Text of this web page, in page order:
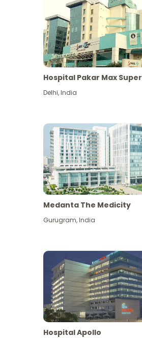
Hospital Pakar Max Super
Delhi,India
Medanta The Medicity
Gurugram,India
Hospital Apollo